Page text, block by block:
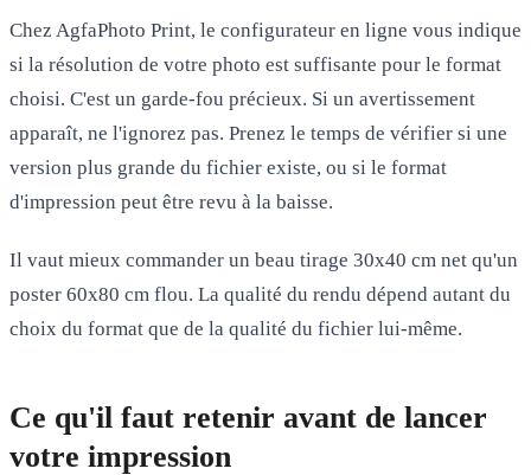
Chez AgfaPhoto Print, le configurateur en ligne vous indique
si la résolution de votre photo est suffisante pour le format
choisi. C'est un garde-fou précieux. Si un avertissement
apparaît, ne l'ignorez pas. Prenez le temps de vérifier si une
version plus grande du fichier existe, ou si le format
d'impression peut être revu à la baisse.
Il vaut mieux commander un beau tirage 30x40 cm net qu'un
poster 60x80 cm flou. La qualité du rendu dépend autant du
choix du format que de la qualité du fichier lui-même.
Ce qu'il faut retenir avant de lancer
votre impression